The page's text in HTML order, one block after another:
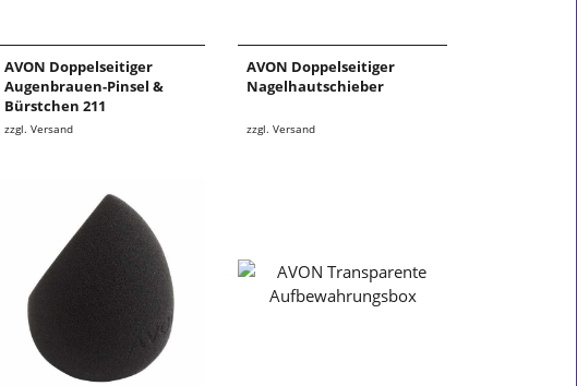
AVON Doppelseitiger
Augenbrauen-Pinsel &
Bürstchen 211
zzgl. Versand
AVON Doppelseitiger
Nagelhautschieber
zzgl. Versand